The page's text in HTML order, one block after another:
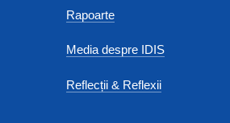
Rapoarte
Media despre IDIS
Reflecții & Reflexii